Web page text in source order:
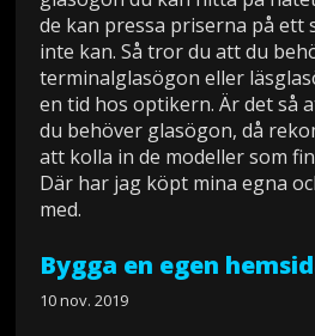
de kan pressa priserna på ett
inte kan. Så tror du att du
terminalglasögon eller
en tid hos optikern. Är det så
du behöver glasögon, då
att kolla in de modeller som
Där har jag köpt mina egna
med.
Bygga en egen
10 nov. 2019